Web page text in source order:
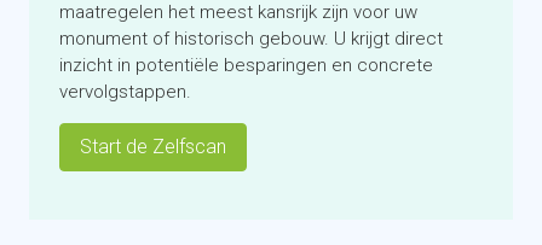
maatregelen het meest kansrijk zijn voor uw
monument of historisch gebouw. U krijgt direct
inzicht in potentiële besparingen en concrete
vervolgstappen.
Start de Zelfscan